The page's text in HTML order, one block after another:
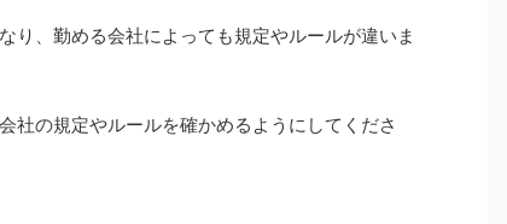
り、勤める会社によっても規定やルールが違いま
社の規定やルールを確かめるようにしてくださ